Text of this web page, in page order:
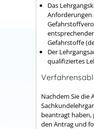
Das
Anforderungen
Gefahrstoffe
Der
qualifiziertes
Nachdem Sie die
beantragt
den Antrag und